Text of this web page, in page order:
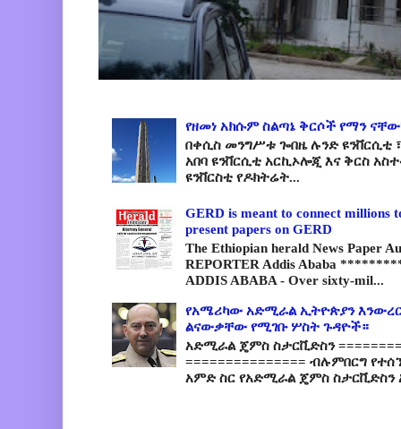
የዘመነ አክሱም ስልጣኔ ቅርሶች የማን
በቀሲስ መንግሥቱ ጐበዜ ሉንድ ዩንቨርሲቲ
አበባ ዩንቨርሲቲ አርኪኦሎጂ እና ቅርስ
ዩንቨርስቲ የዶክትሬት...
GERD is meant to connect millions
present papers on GERD
The Ethiopian herald News Paper
REPORTER Addis Ababa
ADDIS ABABA - Over sixty-mil...
የአሜሪካው አድሚራል ኢትዮጵያን
ልናውቃቸው የሚገቡ ሦስት ጉዳዮች።
አድሚራል ጄምስ ስታርቪድስን
=============== ብሉምበርግ
አምድ ስር የአድሚራል ጄምስ ስታርቪድስን